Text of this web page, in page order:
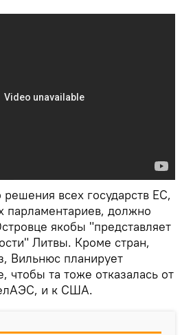
всех государств ЕС,
парламентариев, должно
якобы "представляет
Литвы. Кроме стран,
Вильнюс планирует
чтобы та тоже отказалась от
и к США.